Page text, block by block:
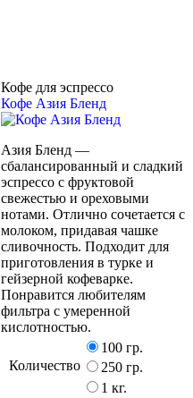
Кофе для эспрессо
Кофе Азия Бленд
Азия Бленд —
сбалансированный и сладкий
эспрессо с фруктовой
свежестью и ореховыми
нотами. Отлично сочетается с
молоком, придавая чашке
сливочность. Подходит для
приготовления в турке и
гейзерной кофеварке.
Понравится любителям
фильтра с умеренной
кислотностью.
Количество
100 гр.
250 гр.
1 кг.